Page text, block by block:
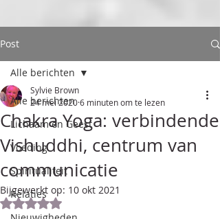
Post
Alle berichten
Lichaam en Geest
Voeding
Spiritualiteit
Relaties
Alle berichten
Chakra Yoga: verbindende
Vishuddhi, centrum van
communicatie
Sylvie Brown
24 mei 20206 minuten om te lezen
Bijgewerkt op: 10 okt 2021
Beoordeeld met NaN uit 5 sterren.